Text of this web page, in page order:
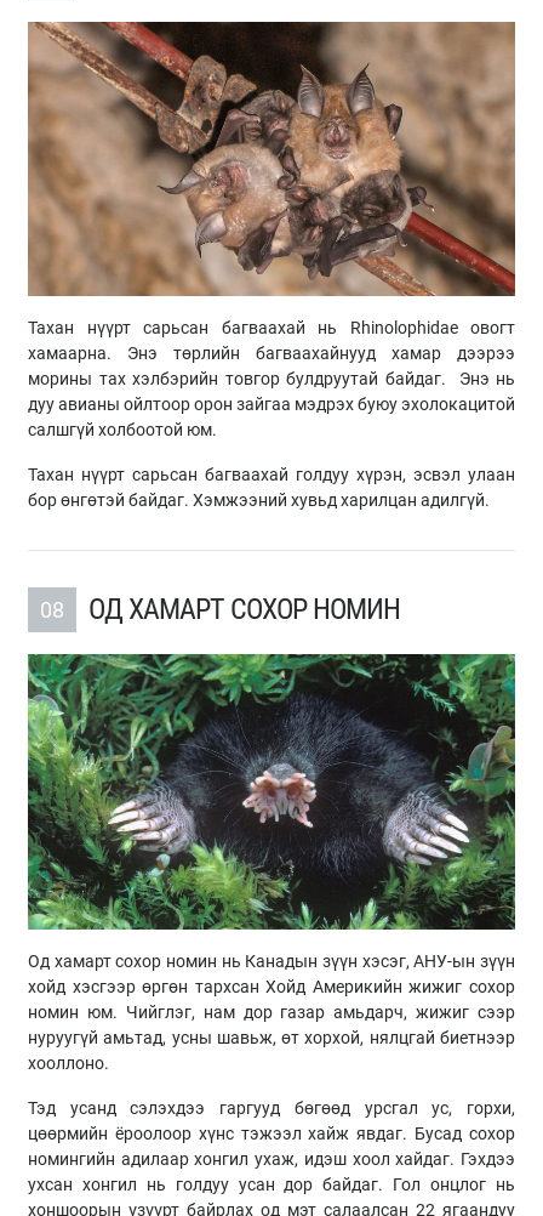
Тахан нүүрт сарьсан багваахай нь Rhinolophidae овогт
хамаарна. Энэ төрлийн багваахайнууд хамар дээрээ
морины тах хэлбэрийн товгор булдруутай байдаг. Энэ нь
дуу авианы ойлтоор орон зайгаа мэдрэх буюу эхолокацитой
салшгүй холбоотой юм.
Тахан нүүрт сарьсан багваахай голдуу хүрэн, эсвэл улаан
бор өнгөтэй байдаг. Хэмжээний хувьд харилцан адилгүй.
08 ОД ХАМАРТ СОХОР НОМИН
Од хамарт сохор номин нь Канадын зүүн хэсэг, АНУ-ын зүүн
хойд хэсгээр өргөн тархсан Хойд Америкийн жижиг сохор
номин юм. Чийглэг, нам дор газар амьдарч, жижиг сээр
нуруугүй амьтад, усны шавьж, өт хорхой, нялцгай биетнээр
хооллоно.
Тэд усанд сэлэхдээ гаргууд бөгөөд урсгал ус, горхи,
цөөрмийн ёроолоор хүнс тэжээл хайж явдаг. Бусад сохор
номингийн адилаар хонгил ухаж, идэш хоол хайдаг. Гэхдээ
ухсан хонгил нь голдуу усан дор байдаг. Гол онцлог нь
хоншоорын үзүүрт байрлах од мэт салаалсан 22 ягаандуу